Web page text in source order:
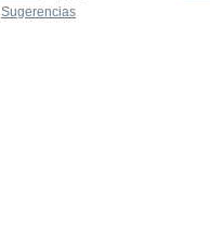
Sugerencias